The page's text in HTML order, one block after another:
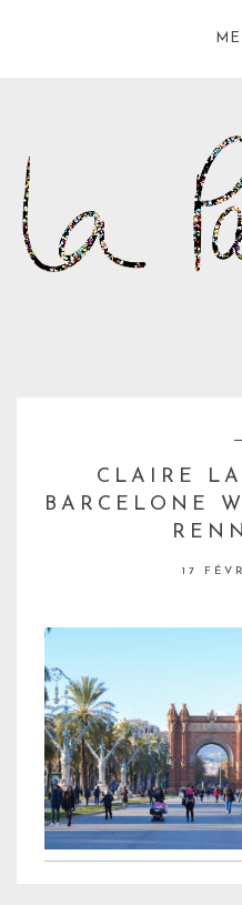
CLAIRE
BARCELONE
17